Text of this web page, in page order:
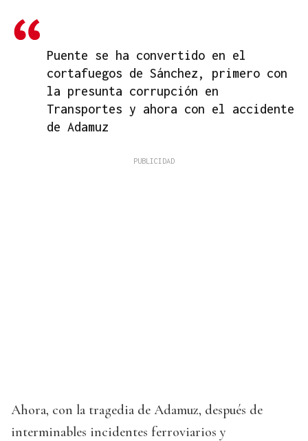
Puente se ha convertido en el
cortafuegos de Sánchez, primero con
la presunta corrupción en
Transportes y ahora con el accidente
de Adamuz
Ahora, con la tragedia de Adamuz, después de
interminables incidentes ferroviarios y